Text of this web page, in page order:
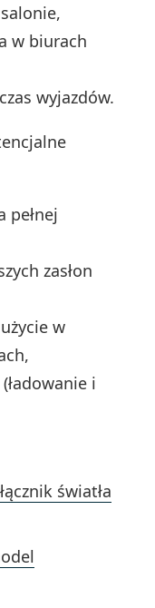
w biurach
wyjazdów.
pełnej
zasłon
w
i
światła